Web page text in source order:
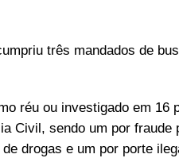
três mandados de
réu ou investigado em
Civil, sendo um por
drogas e um por porte